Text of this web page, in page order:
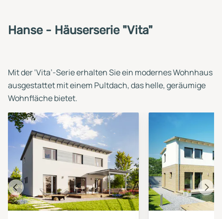
Hanse - Häuserserie "Vita"
Mit der ‘Vita’-Serie erhalten Sie ein modernes Wohnhaus
ausgestattet mit einem Pultdach, das helle, geräumige
Wohnfläche bietet.
Vorheriges
Haus
Haus